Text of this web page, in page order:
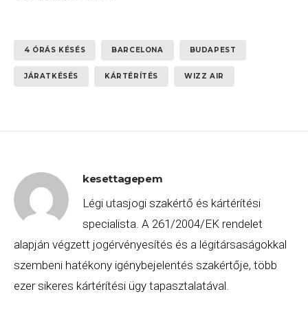
4 ÓRÁS KÉSÉS BARCELONA BUDAPEST
JÁRATKÉSÉS KÁRTÉRÍTÉS WIZZ AIR
kesettagepem
Légi utasjogi szakértő és kártérítési
specialista. A 261/2004/EK rendelet
alapján végzett jogérvényesítés és a légitársaságokkal
szembeni hatékony igénybejelentés szakértője, több
ezer sikeres kártérítési ügy tapasztalatával.